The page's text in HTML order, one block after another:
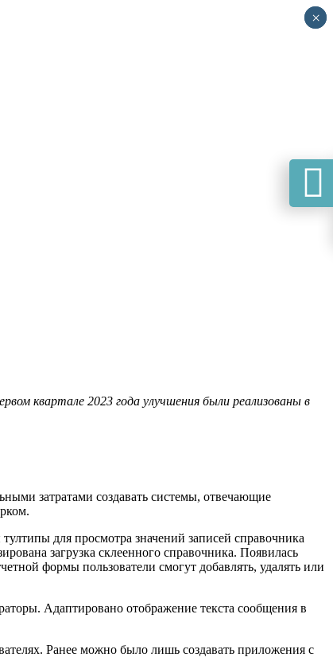
квартале 2023 года улучшения были реализованы в
затратами создавать системы, отвечающие
для просмотра значений записей справочника
загрузка склеенного справочника. Появилась
формы пользователи смогут добавлять, удалять или
Адаптировано отображение текста сообщения в
Ранее можно было лишь создавать приложения с
×
×
🕻